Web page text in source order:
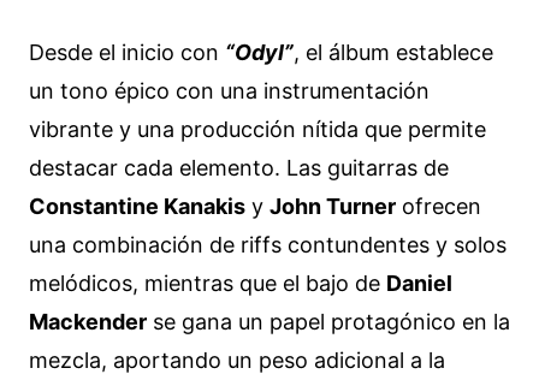
Desde el inicio con “Odyl”, el álbum establece
un tono épico con una instrumentación
vibrante y una producción nítida que permite
destacar cada elemento. Las guitarras de
Constantine Kanakis y John Turner ofrecen
una combinación de riffs contundentes y solos
melódicos, mientras que el bajo de Daniel
Mackender se gana un papel protagónico en la
mezcla, aportando un peso adicional a la